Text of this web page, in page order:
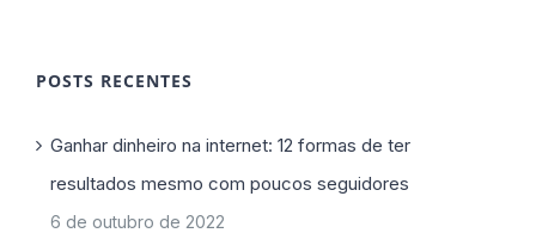
POSTS RECENTES
Ganhar dinheiro na internet: 12 formas de ter
resultados mesmo com poucos seguidores
6 de outubro de 2022